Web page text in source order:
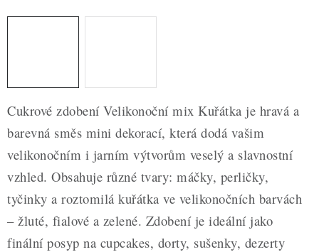
Hodnocení obchodu
Blog
Moje objednávka
Podmínky ochrany osobních údajů
Cukrové zdobení Velikonoční mix Kuřátka je hravá a
barevná směs mini dekorací, která dodá vašim
velikonočním i jarním výtvorům veselý a slavnostní
vzhled. Obsahuje různé tvary: máčky, perličky,
tyčinky a roztomilá kuřátka ve velikonočních barvách
– žluté, fialové a zelené. Zdobení je ideální jako
finální posyp na cupcakes, dorty, sušenky, dezerty